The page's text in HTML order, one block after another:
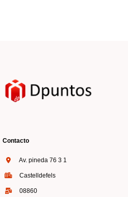
Contacto
Av. pineda 76 3 1
Castelldefels
08860